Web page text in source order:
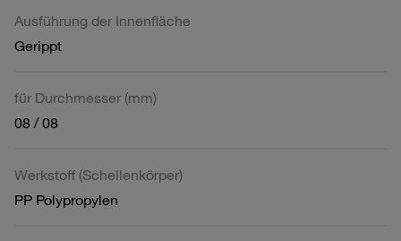
Ausführung der Innenfläche
Gerippt
für Durchmesser (mm)
08 / 08
Werkstoff (Schellenkörper)
PP Polypropylen